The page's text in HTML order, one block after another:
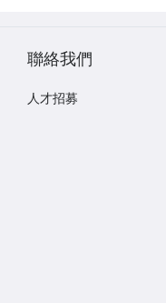
聯絡我們
人才招募